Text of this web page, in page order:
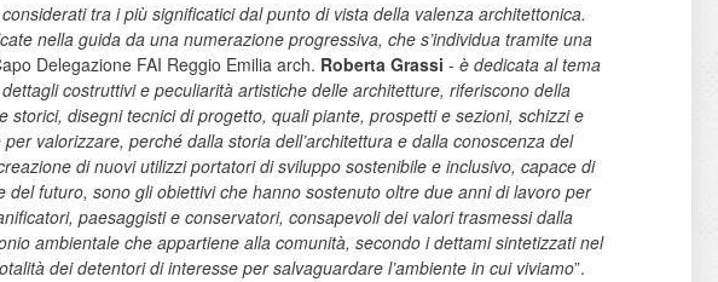
tra i più significatici dal punto di vista della valenza architettonica.
nella guida da una numerazione progressiva, che s’individua tramite una
Delegazione FAI Reggio Emilia arch. Roberta Grassi - è dedicata al tema
costruttivi e peculiarità artistiche delle architetture, riferiscono della
disegni tecnici di progetto, quali piante, prospetti e sezioni, schizzi e
valorizzare, perché dalla storia dell’architettura e dalla conoscenza del
di nuovi utilizzi portatori di sviluppo sostenibile e inclusivo, capace di
futuro, sono gli obiettivi che hanno sostenuto oltre due anni di lavoro per
paesaggisti e conservatori, consapevoli dei valori trasmessi dalla
ambientale che appartiene alla comunità, secondo i dettami sintetizzati nel
dei detentori di interesse per salvaguardare l’ambiente in cui viviamo”.